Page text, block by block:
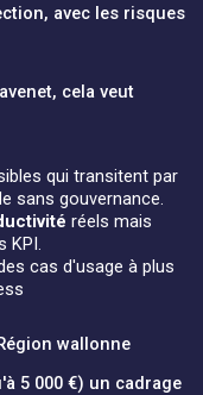
avec les risques
cela veut
qui transitent par
sans gouvernance.
réels mais
KPI.
cas d'usage à plus
wallonne
5 000 €) un cadrage